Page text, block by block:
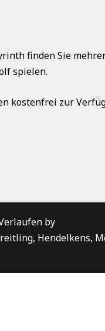
finden Sie
spielen.
kostenfrei zur
by
Hendelkens,